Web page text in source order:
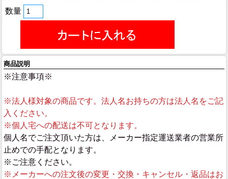
数量
商品説明
※注意事項※
※法人様対象の商品です。法人名お持ちの方は法人名をご記
入ください。
※個人宅への配送は不可となります。
個人名でご注文頂いた方は、メーカー指定運送業者の営業所
止めでの手配となります。
※ご注意ください。
※メーカーへの注文後の変更・交換・キャンセル・返品はお